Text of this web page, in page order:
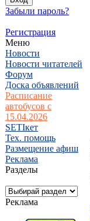
Забыли пароль?
Регистрация
Меню
Новости
Новости читателей
Форум
Доска объявлений
Расписание
автобусов с
15.04.2026
SETIкет
Тех. помощь
Размещение афиш
Реклама
Разделы
Реклама